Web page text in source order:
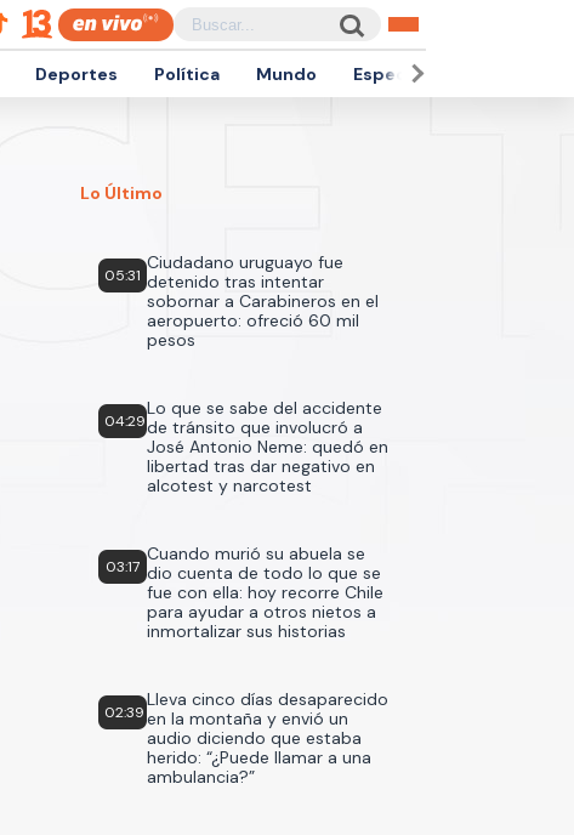
Deportes Política Mundo Espectáculos
Lo Último
05:31
Ciudadano uruguayo fue
detenido tras intentar
sobornar a Carabineros en el
aeropuerto: ofreció 60 mil
pesos
04:29
Lo que se sabe del accidente
de tránsito que involucró a
José Antonio Neme: quedó en
libertad tras dar negativo en
alcotest y narcotest
03:17
Cuando murió su abuela se
dio cuenta de todo lo que se
fue con ella: hoy recorre Chile
para ayudar a otros nietos a
inmortalizar sus historias
02:39
Lleva cinco días desaparecido
en la montaña y envió un
audio diciendo que estaba
herido: “¿Puede llamar a una
ambulancia?”